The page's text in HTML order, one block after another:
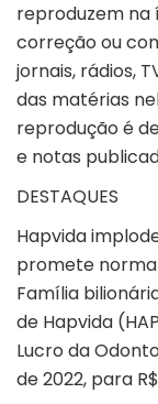
reproduzem na
correção ou
jornais, rádios,
das matérias
reprodução é
e notas
DESTAQUES
Hapvida
promete
Família
de Hapvida
Lucro da
de 2022, para